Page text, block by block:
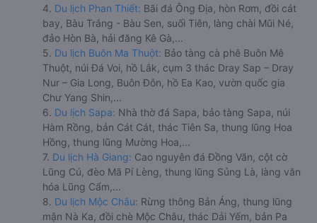
4. Du lịch Phan Thiết: Bãi đá Ông Địa, hòn Rơm, đồi cát
bay, Bàu Trắng - Bàu Sen, suối Tiên, làng chài Mũi Né,
đảo Hòn Bà, hải đăng Kê Gà,...
5. Du lịch Buôn Ma Thuột: Bảo tàng cà phê Buôn Mê
Thuột, núi Đá Voi, hồ Lắk, cụm 3 thác Dray Sap – Dray
Nur – Gia Long, Buôn Đôn, hồ Ea Kao, vườn quốc gia
Chư Yang Shin,...
6. Du lịch Sapa: Nhà thờ đá Sapa, bảo tàng Sapa, núi
Hàm Rồng, bản Cát Cát, thác Tiên Sa, thung lũng Hoa
Hồng, thung lũng Mường Hoa,...
7. Du lịch Hà Giang: Cao nguyên đá Đồng Văn, cột cờ
Lũng Cú, đèo Mã Pí Lèng, thung lũng Sủng Là, làng văn
hóa Lũng Cẩm,...
8. Du lịch Mộc Châu: Rừng thông Bản Áng, thung lũng
mận Nà Ka, đồi chè Mộc Châu, thác Dải Yếm, bản Pa